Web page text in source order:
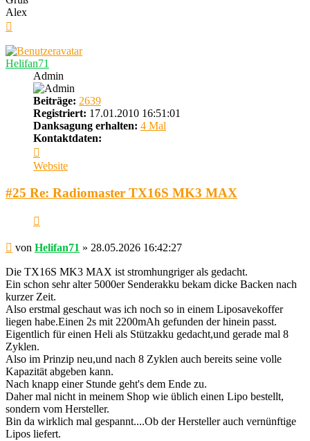
Alex
Helifan71
Admin
Beiträge: 2639
Registriert: 17.01.2010 16:51:01
Danksagung erhalten: 4 Mal
Kontaktdaten:
von
Helifan71
Website
#25 Re: Radiomaster TX16S MK3 MAX
Beitrag
von Helifan71 » 28.05.2026 16:42:27
Die TX16S MK3 MAX ist stromhungriger als gedacht.
Ein schon sehr alter 5000er Senderakku bekam dicke Backen nach
kurzer Zeit.
Also erstmal geschaut was ich noch so in einem Liposavekoffer
liegen habe.Einen 2s mit 2200mAh gefunden der hinein passt.
Eigentlich für einen Heli als Stützakku gedacht,und gerade mal 8
Zyklen.
Also im Prinzip neu,und nach 8 Zyklen auch bereits seine volle
Kapazität abgeben kann.
Nach knapp einer Stunde geht's dem Ende zu.
Daher mal nicht in meinem Shop wie üblich einen Lipo bestellt,
sondern vom Hersteller.
Bin da wirklich mal gespannt....Ob der Hersteller auch vernünftige
Lipos liefert.